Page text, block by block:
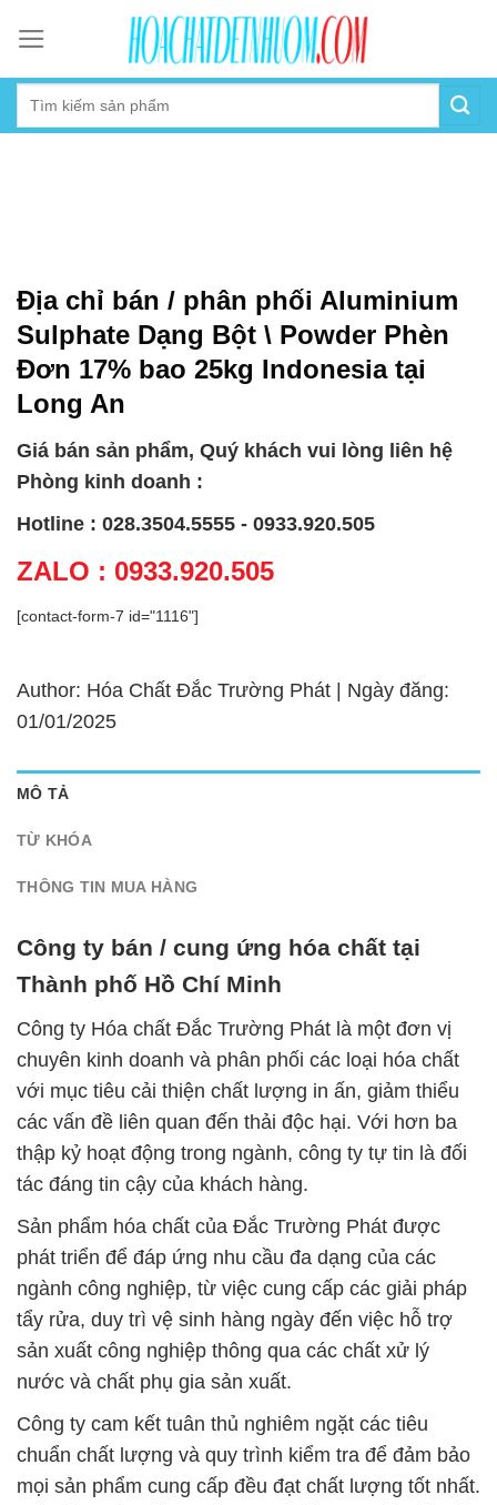
content
Địa chỉ bán / phân phối Aluminium
Sulphate Dạng Bột \ Powder Phèn
Đơn 17% bao 25kg Indonesia tại
Long An
Giá bán sản phẩm, Quý khách vui lòng liên hệ
Phòng kinh doanh :
Hotline : 028.3504.5555 - 0933.920.505
ZALO : 0933.920.505
[contact-form-7 id="1116"]
Author: Hóa Chất Đắc Trường Phát | Ngày đăng:
01/01/2025
MÔ TẢ
TỪ KHÓA
THÔNG TIN MUA HÀNG
Công ty bán / cung ứng hóa chất tại
Thành phố Hồ Chí Minh
Công ty Hóa chất Đắc Trường Phát là một đơn vị
chuyên kinh doanh và phân phối các loại hóa chất
với mục tiêu cải thiện chất lượng in ấn, giảm thiểu
các vấn đề liên quan đến thải độc hại. Với hơn ba
thập kỷ hoạt động trong ngành, công ty tự tin là đối
tác đáng tin cậy của khách hàng.
Sản phẩm hóa chất của Đắc Trường Phát được
phát triển để đáp ứng nhu cầu đa dạng của các
ngành công nghiệp, từ việc cung cấp các giải pháp
tẩy rửa, duy trì vệ sinh hàng ngày đến việc hỗ trợ
sản xuất công nghiệp thông qua các chất xử lý
nước và chất phụ gia sản xuất.
Công ty cam kết tuân thủ nghiêm ngặt các tiêu
chuẩn chất lượng và quy trình kiểm tra để đảm bảo
mọi sản phẩm cung cấp đều đạt chất lượng tốt nhất.